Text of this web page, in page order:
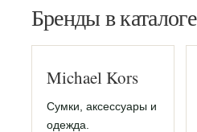
Бренды в каталоге
Michael Kors
Сумки, аксессуары и
одежда.